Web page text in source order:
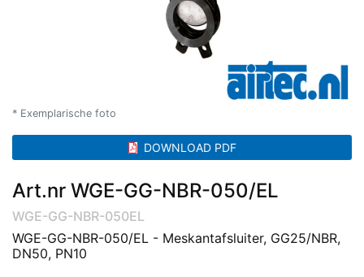
* Exemplarische foto
DOWNLOAD PDF
Art.nr WGE-GG-NBR-050/EL
WGE-GG-NBR-050EL
WGE-GG-NBR-050/EL - Meskantafsluiter, GG25/NBR,
DN50, PN10